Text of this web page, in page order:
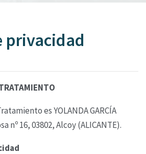
privacidad
es YOLANDA GARCÍA
nº 16, 03802, Alcoy (ALICANTE).